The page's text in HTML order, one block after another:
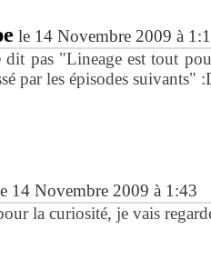
le 14 Novembre 2009 à
dit pas "Lineage est tout
par les épisodes suivants"
14 Novembre 2009 à 1:43
la curiosité, je vais